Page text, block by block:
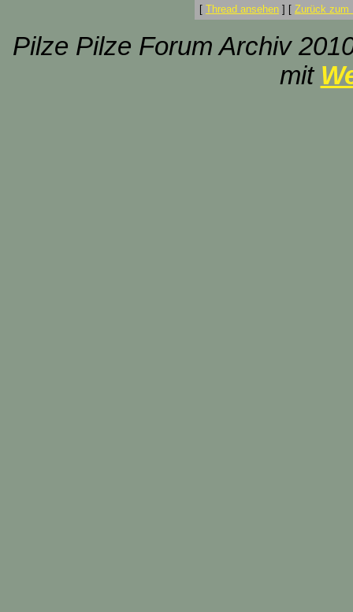
[ Thread ansehen ] [ Zurück zum
Pilze Pilze Forum Archiv
mit